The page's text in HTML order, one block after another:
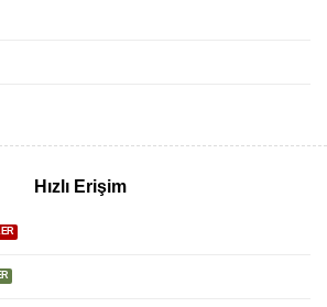
Hızlı Erişim